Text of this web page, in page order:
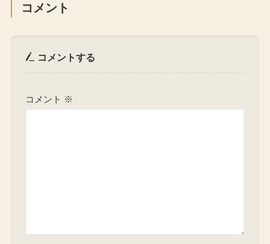
コメント
コメントする
コメント ※